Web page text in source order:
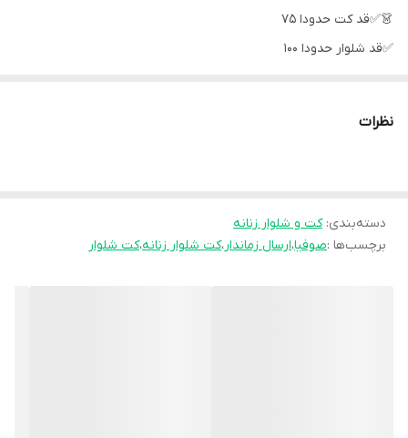
👗✅قد کت حدودا 75
✅قد شلوار حدودا 100
❌جیب کاربردی نیست❌
⚜️ سایز ها : 1 - 2 -
💰 قیمت : 1,159,000 تومان
نظرات
دسته‌بندی:کت و شلوار زنانه
برچسب‌ها :صوفیا،ارسال زماندار،کت شلوار زنانه،کت شلوار